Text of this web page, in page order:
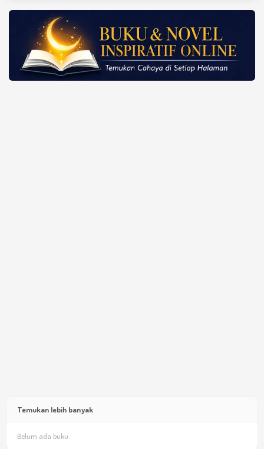
Temukan lebih banyak
Belum ada buku.